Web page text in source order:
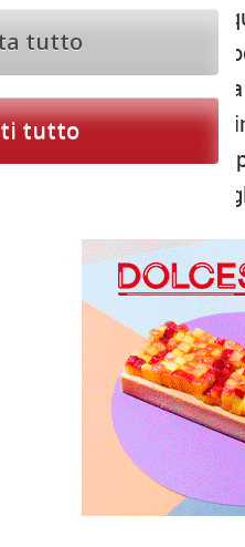
esempio lampante di
nuovissimo “Dubai
innovativo che si
tendenze di consumo
divenuto un vero e
desiderio” per i palati
tutto
tutto